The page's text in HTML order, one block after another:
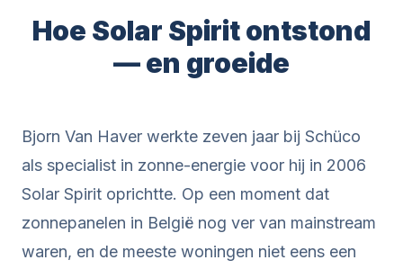
Hoe Solar Spirit ontstond
— en groeide
Bjorn Van Haver werkte zeven jaar bij Schüco
als specialist in zonne-energie voor hij in 2006
Solar Spirit oprichtte. Op een moment dat
zonnepanelen in België nog ver van mainstream
waren, en de meeste woningen niet eens een